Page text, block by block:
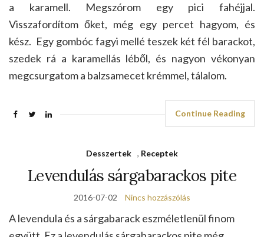
a karamell. Megszórom egy pici fahéjjal.
Visszafordítom őket, még egy percet hagyom, és
kész. Egy gombóc fagyi mellé teszek két fél barackot,
szedek rá a karamellás léből, és nagyon vékonyan
megcsurgatom a balzsamecet krémmel, tálalom.
Continue Reading
Desszertek , Receptek
Levendulás sárgabarackos pite
2016-07-02 Nincs hozzászólás
A levendula és a sárgabarack eszméletlenül finom